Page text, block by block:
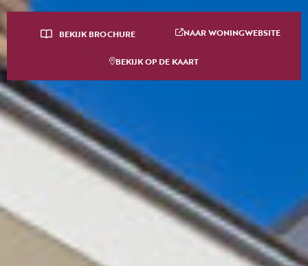
BEKIJK BROCHURE NAAR WONINGWEBSITE
BEKIJK OP DE KAART